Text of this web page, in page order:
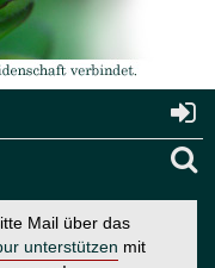
Mail über das
unterstützen mit